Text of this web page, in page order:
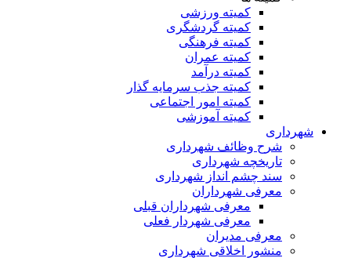
کمیته ورزشی
کمیته گردشگری
کمیته فرهنگی
کمیته عمران
کمیته درآمد
کمیته جذب سرمایه گذار
کمیته امور اجتماعی
کمیته آموزشی
شهرداری
شرح وظائف شهرداری
تاریخچه شهرداری
سند چشم انداز شهرداری
معرفی شهرداران
معرفی شهرداران قبلی
معرفی شهردار فعلی
معرفی مدیران
منشور اخلاقی شهرداری